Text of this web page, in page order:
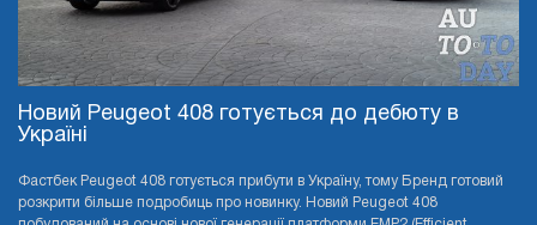
Новий Peugeot 408 готується до дебюту в
Україні
Фастбек Peugeot 408 готується прибути в Україну, тому Бренд готовий
розкрити більше подробиць про новинку. Новий Peugeot 408